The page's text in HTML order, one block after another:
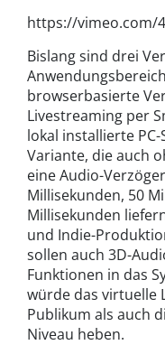
https://vimeo.com/
Bislang sind drei
browserbasierte
Livestreaming per
lokal installierte
Variante, die auch
eine Audio-
Millisekunden, 50
Millisekunden
und Indie-
sollen auch 3D-
Funktionen in das
würde das virtuelle
Publikum als auch
Niveau heben.